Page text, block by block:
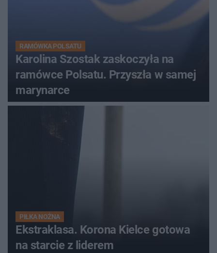
RAMÓWKA POLSATU
Karolina Szostak zaskoczyła na
ramówce Polsatu. Przyszła w samej
marynarce
PIŁKA NOŻNA
Ekstraklasa. Korona Kielce gotowa
na starcie z liderem